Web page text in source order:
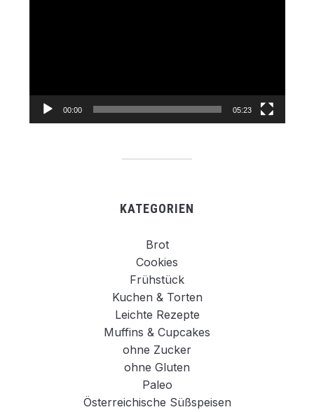
00:00 05:23
KATEGORIEN
Brot
Cookies
Frühstück
Kuchen & Torten
Leichte Rezepte
Muffins & Cupcakes
ohne Zucker
ohne Gluten
Paleo
Österreichische Süßspeisen